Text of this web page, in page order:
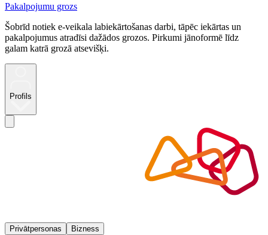
Pakalpojumu grozs
Šobrīd notiek e-veikala labiekārtošanas darbi, tāpēc iekārtas un
pakalpojumus atradīsi dažādos grozos. Pirkumi jānoformē līdz
galam katrā grozā atsevišķi.
Profils
Privātpersonas Bizness